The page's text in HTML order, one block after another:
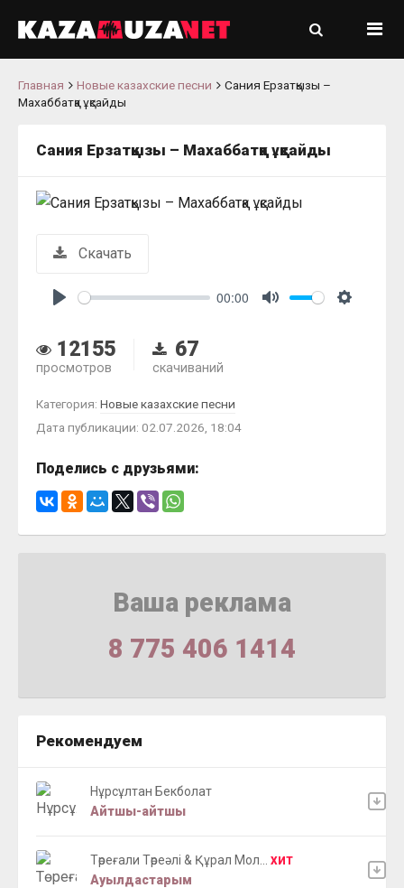
Главная Новые казахские песни
Сания Ерзатқызы –
Махаббатқа ұқсайды
Сания Ерзатқызы – Махаббатқа ұқсайды
Скачать
00:00
12155
просмотров
67
скачиваний
Категория: Новые казахские песни
Дата публикации: 02.07.2026, 18:04
Поделись с друзьями:
Ваша реклама
8 775 406 1414
Рекомендуем
Нұрсұлтан Бекболат
Айтшы-айтшы
Төреғали Төреәлі & Құрал Мол... ХИТ
Ауылдастарым